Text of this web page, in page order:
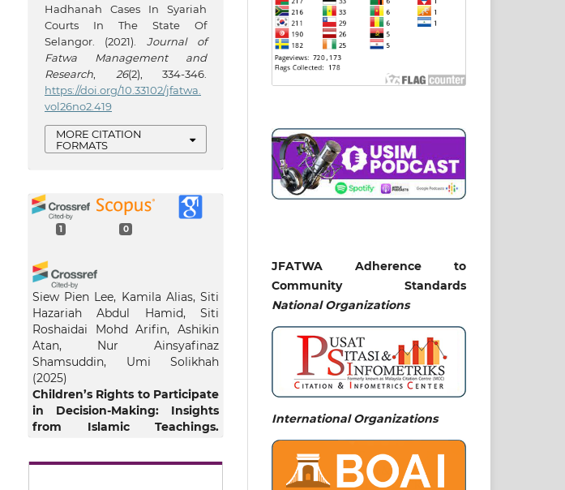
Hadhanah Cases In Syariah
Courts In The State Of
Selangor. (2021). Journal of
Fatwa Management and
Research
26(2), 334-346.
https://doi.org/10.33102/jfatwa.
vol26no2.419
MORE CITATION
FORMATS
1 0
Siew Pien Lee, Kamila Alias, Siti
Hazariah Abdul Hamid, Siti
Roshaidai Mohd Arifin, Ashikin
Atan, Nur Ainsyafinaz
Shamsuddin, Umi Solikhah
(2025)
Children’s Rights to Participate
in Decision-Making: Insights
from Islamic Teachings.
Rights.
JFATWA Adherence to
Community Standards
National Organizations
International Organizations